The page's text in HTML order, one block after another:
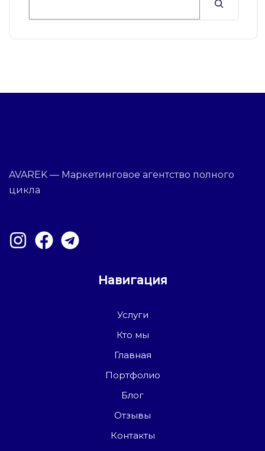
AVAREK — Маркетинговое агентство полного
цикла
Навигация
Услуги
Кто мы
Главная
Портфолио
Блог
Отзывы
Контакты